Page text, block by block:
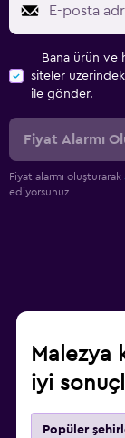
Bana ürün ve
siteler
ile gönder.
Fiyat Alarmı
Fiyat alarmı oluşturarak
ediyorsunuz
Malezya
iyi
Popüler